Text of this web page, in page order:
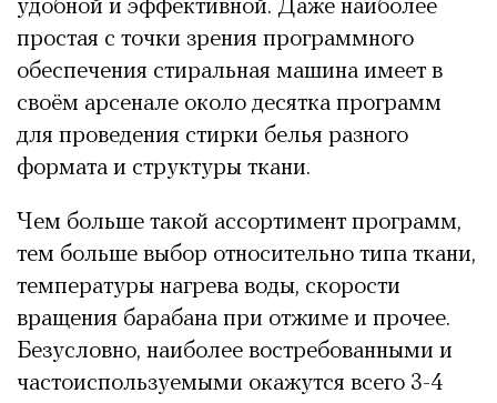
удобной и эффективной. Даже наиболее
простая с точки зрения программного
обеспечения стиральная машина имеет в
своём арсенале около десятка программ
для проведения стирки белья разного
формата и структуры ткани.
Чем больше такой ассортимент программ,
тем больше выбор относительно типа ткани,
температуры нагрева воды, скорости
вращения барабана при отжиме и прочее.
Безусловно, наиболее востребованными и
частоиспользуемыми окажутся всего 3-4